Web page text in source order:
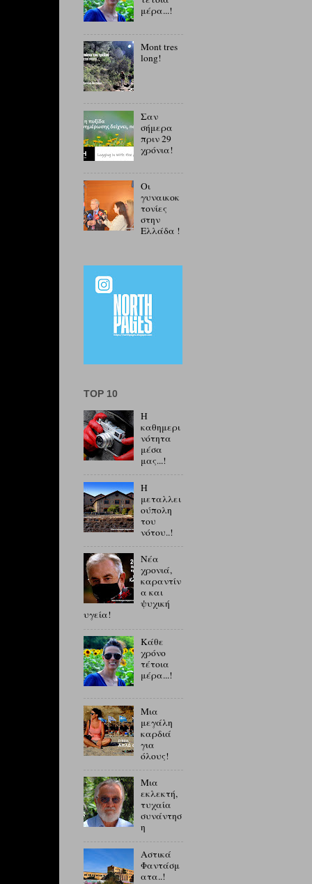
μέρα...!
Mont tres
long!
Σαν
σήμερα
πριν 29
χρόνια!
Οι
γυναικοκ
τονίες
στην
Ελλάδα !
TOP 10
Η
καθημερι
νότητα
μέσα
μας...!
Η
μεταλλει
ούπολη
του
νότου..!
Νέα
χρονιά,
καραντίν
α και
ψυχική
υγεία!
Κάθε
χρόνο
τέτοια
μέρα...!
Μια
μεγάλη
καρδιά
για
όλους!
Μια
εκλεκτή,
τυχαία
συνάντησ
η
Αστικά
Φαντάσμ
ατα..!